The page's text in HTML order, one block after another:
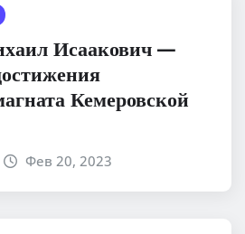
Исаакович —
Кемеровской
Фев 20, 2023